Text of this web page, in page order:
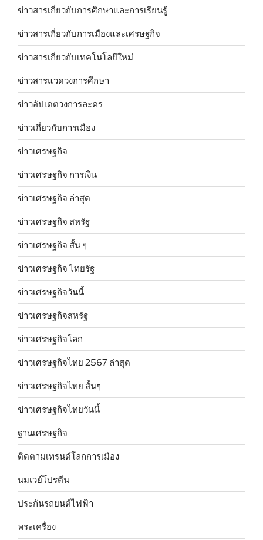
ข่าวสารเกี่ยวกับการศึกษาและการเรียนรู้
ข่าวสารเกี่ยวกับการเมืองและเศรษฐกิจ
ข่าวสารเกี่ยวกับเทคโนโลยีใหม่
ข่าวสารแวดวงการศึกษา
ข่าวอัปเดตวงการละคร
ข่าวเกี่ยวกับการเมือง
ข่าวเศรษฐกิจ
ข่าวเศรษฐกิจ การเงิน
ข่าวเศรษฐกิจ ล่าสุด
ข่าวเศรษฐกิจ สหรัฐ
ข่าวเศรษฐกิจ สั้น ๆ
ข่าวเศรษฐกิจ ไทยรัฐ
ข่าวเศรษฐกิจวันนี้
ข่าวเศรษฐกิจสหรัฐ
ข่าวเศรษฐกิจโลก
ข่าวเศรษฐกิจไทย 2567 ล่าสุด
ข่าวเศรษฐกิจไทย สั้นๆ
ข่าวเศรษฐกิจไทยวันนี้
ฐานเศรษฐกิจ
ติดตามเทรนด์โลกการเมือง
นมเวย์โปรตีน
ประกันรถยนต์ไฟฟ้า
พระเครื่อง